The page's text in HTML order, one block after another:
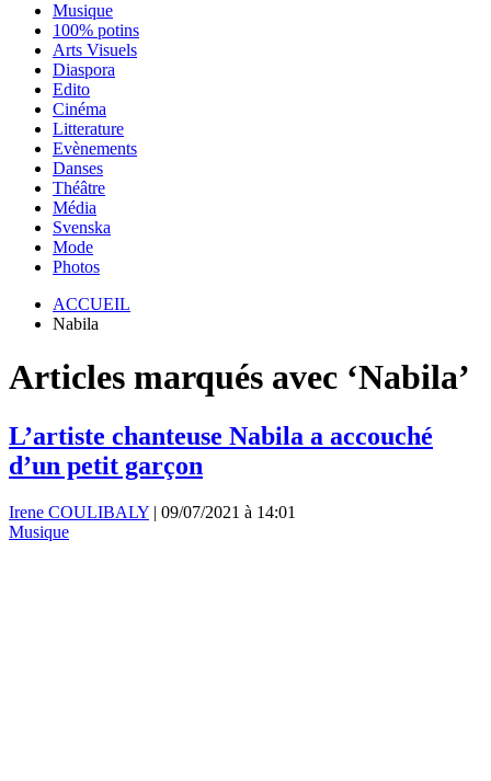
Musique
100% potins
Arts Visuels
Diaspora
Edito
Cinéma
Litterature
Evènements
Danses
Théâtre
Média
Svenska
Mode
Photos
ACCUEIL
Nabila
Articles marqués avec ‘Nabila’
L’artiste chanteuse Nabila a accouché
d’un petit garçon
Irene COULIBALY | 09/07/2021 à 14:01
Musique